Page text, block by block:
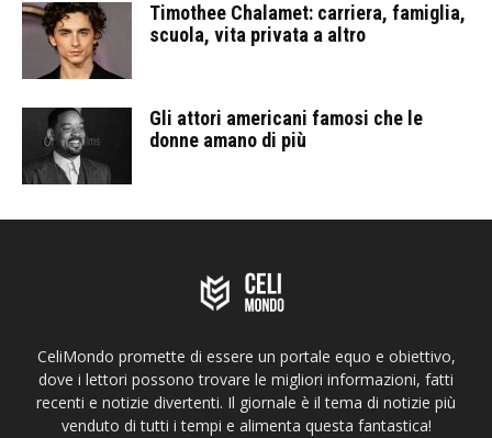
Timothee Chalamet: carriera, famiglia,
scuola, vita privata a altro
Gli attori americani famosi che le
donne amano di più
CeliMondo promette di essere un portale equo e obiettivo,
dove i lettori possono trovare le migliori informazioni, fatti
recenti e notizie divertenti. Il giornale è il tema di notizie più
venduto di tutti i tempi e alimenta questa fantastica!